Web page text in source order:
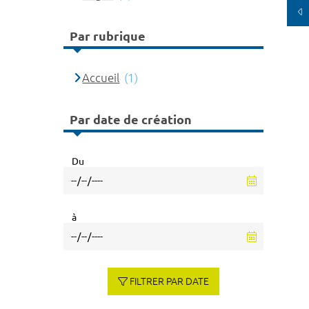
Par rubrique
Accueil (1)
Par date de création
Du
à
FILTRER PAR DATE